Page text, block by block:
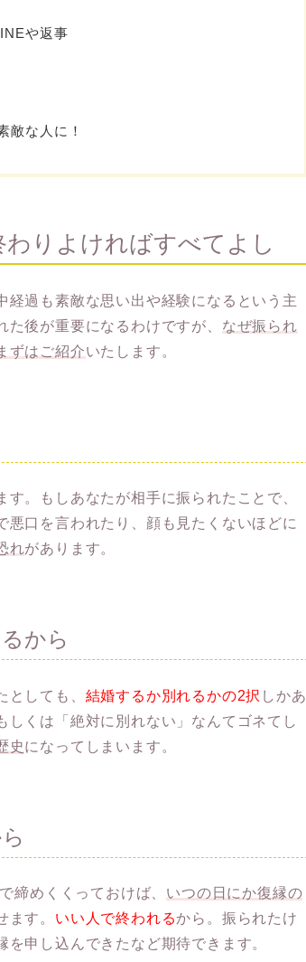
や返事
敵な人に！
りよければすべてよし
経過も素敵な思い出や経験になるという主
後が重要になるわけですが、 なぜ振られ
ずはご紹介いたします。
す。もしあなたが相手に振られたことで、
口を言われたり、顔も見たくないほどに
れがあります。
から
しても、 結婚するか別れるかの2択 しかあ
しくは「絶対に別れない」なんてゴネてし
史になってしまいます。
締めくくっておけば、 いつの日にか復縁の
ます。 いい人で終われるから。振られたけ
申し込んできたなど期待できます。